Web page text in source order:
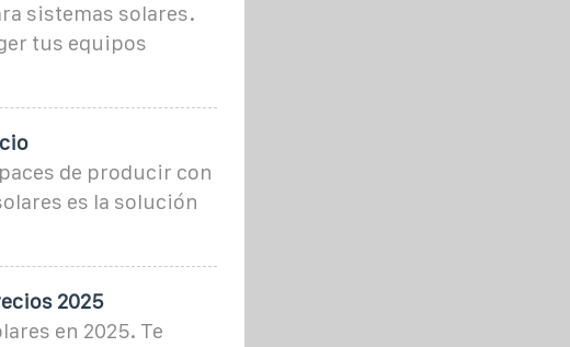
sistemas solares.
tus equipos
de producir con
es la solución
2025
en 2025. Te